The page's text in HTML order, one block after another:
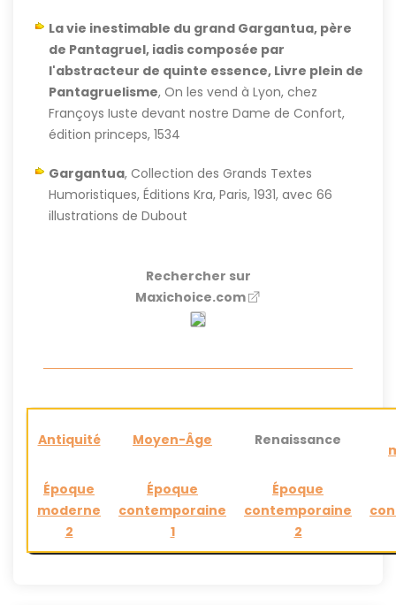
La vie inestimable du grand Gargantua, père
de Pantagruel, iadis composée par
l'abstracteur de quinte essence, Livre plein de
Pantagruelisme, On les vend à Lyon, chez
Françoys Iuste devant nostre Dame de Confort,
édition princeps, 1534
Gargantua, Collection des Grands Textes
Humoristiques, Éditions Kra, Paris, 1931, avec 66
illustrations de Dubout
Rechercher sur
Maxichoice.com
Antiquité Moyen-Âge Renaissance
Époque
moderne
2
Époque
contemporaine
1
Époque
contemporaine
2